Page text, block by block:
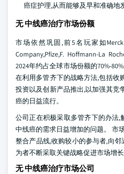
癌症护理,从而能够及早和准确地发
无 中线癌治疗市场份额
市场依然巩固,前5名玩家如Merck
Company,Pfize,F. Hoffmann-La
2024年约占全球市场份额的70%-
在利用多管齐下的战略方法,包括收
投资以及创新产品推出,以加强其竞
癌的日益流行。
公司正在积极采取多管齐下的办法,
中线癌的需求日益增加的问题。 市
整合产品线,收购较小的参与者,向
为者不断采取关键战略促进市场增长
无 中线癌治疗市场公司